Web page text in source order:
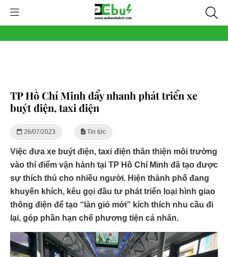
TP Hồ Chí Minh đẩy nhanh phát triển xe
buýt điện, taxi điện
26/07/2023 Tin tức
Việc đưa xe buýt điện, taxi điện thân thiện môi trường
vào thí điểm vận hành tại TP Hồ Chí Minh đã tạo được
sự thích thú cho nhiều người. Hiện thành phố đang
khuyến khích, kêu gọi đầu tư phát triển loại hình giao
thông điện để tạo “làn gió mới” kích thích nhu cầu đi
lại, góp phần hạn chế phương tiện cá nhân.